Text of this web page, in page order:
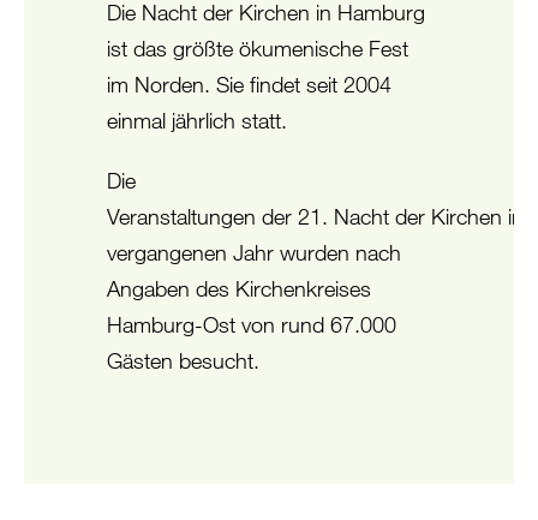
Die Nacht der Kirchen in Hamburg
ist das größte ökumenische Fest
im Norden. Sie findet seit 2004
einmal jährlich statt.
Die
Veranstaltungen der 21. Nacht der Kirchen im
vergangenen Jahr wurden nach
Angaben des Kirchenkreises
Hamburg-Ost von rund 67.000
Gästen besucht.